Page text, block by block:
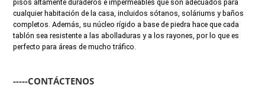
pisos altamente duraderos e impermeables que son adecuados para
cualquier habitación de la casa, incluidos sótanos, soláriums y baños
completos. Además, su núcleo rígido a base de piedra hace que cada
tablón sea resistente a las abolladuras y a los rayones, por lo que es
perfecto para áreas de mucho tráfico.
-----CONTÁCTENOS